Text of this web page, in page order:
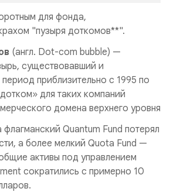
для фонда,
"пузыря доткомов**".
(англ. Dot-com bubble) —
существовавший и
приблизительно с 1995 по
для таких компаний
домена верхнего уровня
Quantum Fund потерял
а более мелкий Quota Fund —
активы под управлением
сократились с примерно 10